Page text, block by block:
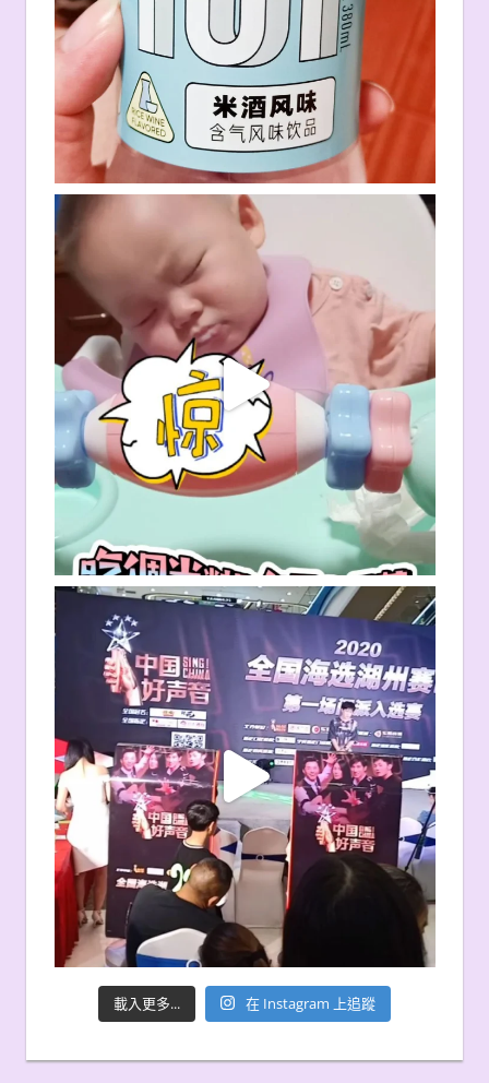
載入更多... 在 Instagram 上追蹤